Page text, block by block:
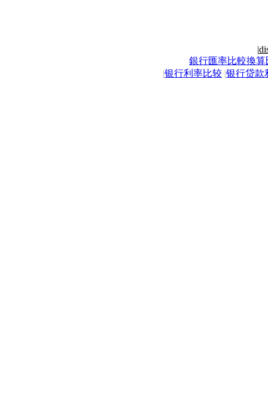
|
銀行匯率比較換算
|银行利率比较 |银行贷款